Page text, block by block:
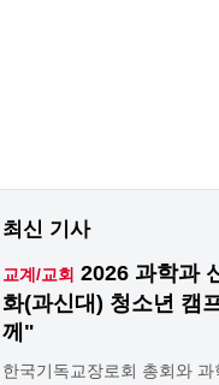
최신 기사
교계/교회 2026 과학과
화(과신대) 청소년 캠
께"
한국기독교장로회 총회와 과